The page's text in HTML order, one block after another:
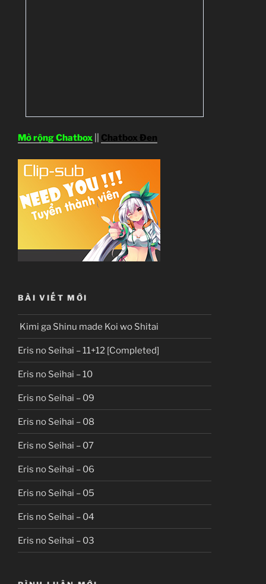
Mở rộng Chatbox Chatbox Đen
BÀI VIẾT MỚI
Kimi ga Shinu made Koi wo Shitai
Eris no Seihai – 11+12 [Completed]
Eris no Seihai – 10
Eris no Seihai – 09
Eris no Seihai – 08
Eris no Seihai – 07
Eris no Seihai – 06
Eris no Seihai – 05
Eris no Seihai – 04
Eris no Seihai – 03